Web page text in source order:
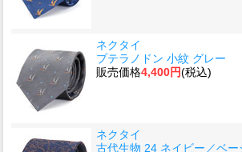
ネクタイ
プテラノドン 小紋 グレー
販売価格4,400円(税込)
ネクタイ
古代生物 24 ネイビー／ベー